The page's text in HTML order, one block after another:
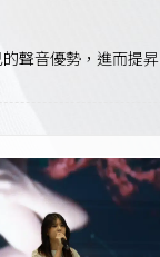
聲音優勢，進而提